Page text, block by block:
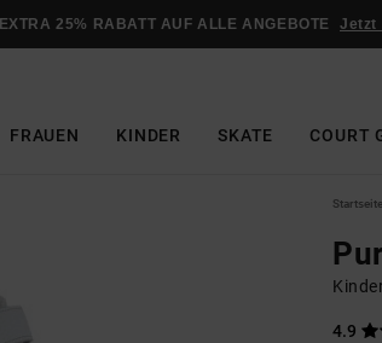
EXTRA 25% RABATT AUF ALLE ANGEBOTE Jetzt
FRAUEN KINDER SKATE COURT
Startseite
4.9